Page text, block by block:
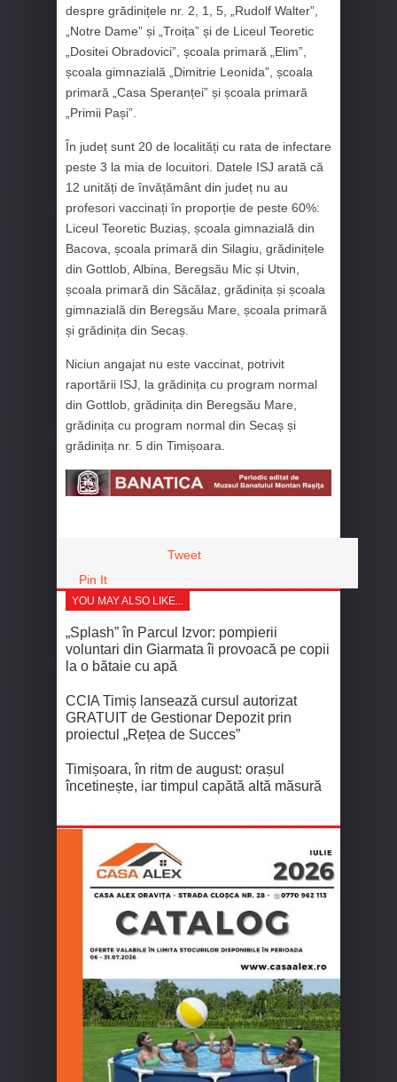
despre grădinițele nr. 2, 1, 5, „Rudolf Walter”,
„Notre Dame” și „Troița” și de Liceul Teoretic
„Dositei Obradovici”, școala primară „Elim”,
școala gimnazială „Dimitrie Leonida”, școala
primară „Casa Speranței” și școala primară
„Primii Pași”.
În județ sunt 20 de localități cu rata de infectare
peste 3 la mia de locuitori. Datele ISJ arată că
12 unități de învățământ din județ nu au
profesori vaccinați în proporție de peste 60%:
Liceul Teoretic Buziaș, școala gimnazială din
Bacova, școala primară din Silagiu, grădinițele
din Gottlob, Albina, Beregsău Mic și Utvin,
școala primară din Săcălaz, grădinița și școala
gimnazială din Beregsău Mare, școala primară
și grădinița din Secaș.
Niciun angajat nu este vaccinat, potrivit
raportării ISJ, la grădinița cu program normal
din Gottlob, grădinița din Beregsău Mare,
grădinița cu program normal din Secaș și
grădinița nr. 5 din Timișoara.
Tweet
Pin It
YOU MAY ALSO LIKE...
„Splash” în Parcul Izvor: pompierii
voluntari din Giarmata îi provoacă pe copii
la o bătaie cu apă
CCIA Timiș lansează cursul autorizat
GRATUIT de Gestionar Depozit prin
proiectul „Rețea de Succes”
Timișoara, în ritm de august: orașul
încetinește, iar timpul capătă altă măsură